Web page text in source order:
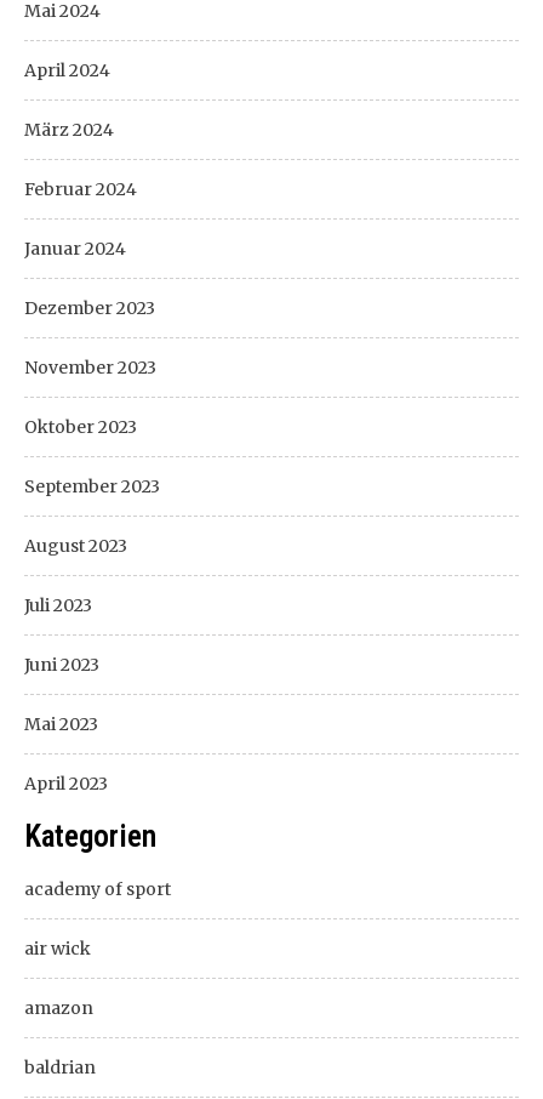
Mai 2024
April 2024
März 2024
Februar 2024
Januar 2024
Dezember 2023
November 2023
Oktober 2023
September 2023
August 2023
Juli 2023
Juni 2023
Mai 2023
April 2023
Kategorien
academy of sport
air wick
amazon
baldrian